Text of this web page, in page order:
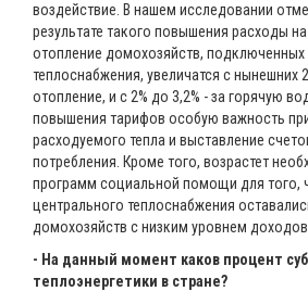
воздействие. В нашем исследовании
результате такого повышения расходы
отопление домохозяйств, подключенных
теплоснабжения, увеличатся с нынешних
отопление, и с 2% до 3,2% - за горячую
повышения тарифов особую важность
расходуемого тепла и выставление
потребления. Кроме того, возрастет
программ социальной помощи для того,
центрального теплоснабжения
домохозяйств с низким уровнем доходов.
- На данный момент каков процент
теплоэнергетики в стране?